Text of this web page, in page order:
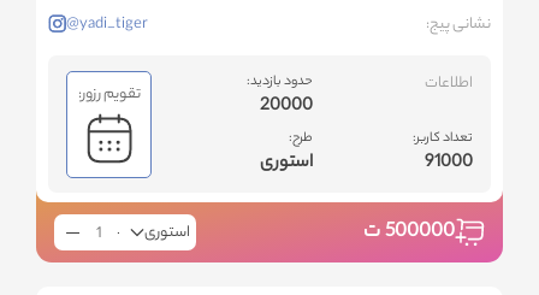
نشانی پیج: @yadi_tiger
اطلاعات
تعداد کاربر:
91000
حدود بازدید:
20000
طرح:
استوری
تقویم رزور:
500000ت استوری